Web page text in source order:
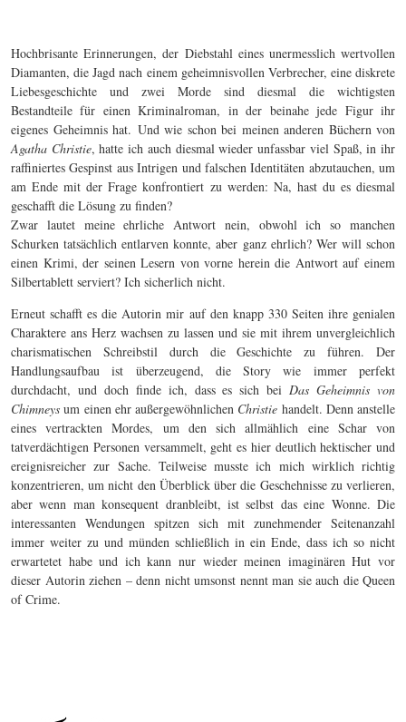
Hochbrisante Erinnerungen, der Diebstahl eines unermesslich wertvollen
Diamanten, die Jagd nach einem geheimnisvollen Verbrecher, eine diskrete
Liebesgeschichte und zwei Morde sind diesmal die wichtigsten
Bestandteile für einen Kriminalroman, in der beinahe jede Figur ihr
eigenes Geheimnis hat. Und wie schon bei meinen anderen Büchern von
Agatha Christie, hatte ich auch diesmal wieder unfassbar viel Spaß, in ihr
raffiniertes Gespinst aus Intrigen und falschen Identitäten abzutauchen, um
am Ende mit der Frage konfrontiert zu werden: Na, hast du es diesmal
geschafft die Lösung zu finden?
Zwar lautet meine ehrliche Antwort nein, obwohl ich so manchen
Schurken tatsächlich entlarven konnte, aber ganz ehrlich? Wer will schon
einen Krimi, der seinen Lesern von vorne herein die Antwort auf einem
Silbertablett serviert? Ich sicherlich nicht.
Erneut schafft es die Autorin mir auf den knapp 330 Seiten ihre genialen
Charaktere ans Herz wachsen zu lassen und sie mit ihrem unvergleichlich
charismatischen Schreibstil durch die Geschichte zu führen. Der
Handlungsaufbau ist überzeugend, die Story wie immer perfekt
durchdacht, und doch finde ich, dass es sich beiDas Geheimnis von
Chimneys um einen ehr außergewöhnlichen Christie handelt. Denn anstelle
eines vertrackten Mordes, um den sich allmählich eine Schar von
tatverdächtigen Personen versammelt, geht es hier deutlich hektischer und
ereignisreicher zur Sache. Teilweise musste ich mich wirklich richtig
konzentrieren, um nicht den Überblick über die Geschehnisse zu verlieren,
aber wenn man konsequent dranbleibt, ist selbst das eine Wonne. Die
interessanten Wendungen spitzen sich mit zunehmender Seitenanzahl
immer weiter zu und münden schließlich in ein Ende, dass ich so nicht
erwartetet habe und ich kann nur wieder meinen imaginären Hut vor
dieser Autorin ziehen – denn nicht umsonst nennt man sie auch die Queen
of Crime.